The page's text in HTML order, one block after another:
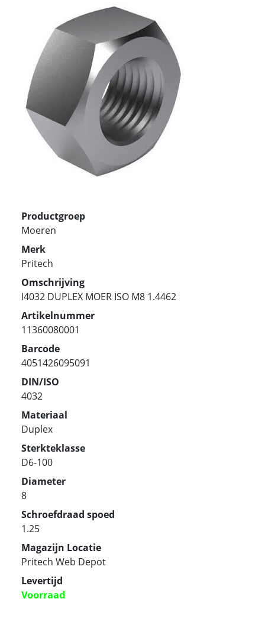
Productgroep
Moeren
Merk
Pritech
Omschrijving
I4032 DUPLEX MOER ISO M8 1.4462
Artikelnummer
11360080001
Barcode
4051426095091
DIN/ISO
4032
Materiaal
Duplex
Sterkteklasse
D6-100
Diameter
8
Schroefdraad spoed
1.25
Magazijn Locatie
Pritech Web Depot
Levertijd
Voorraad